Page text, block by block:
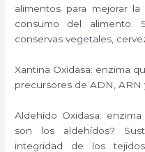
alimentos para mejorar
consumo del alimento.
conservas vegetales,
Xantina Oxidasa: enzima
precursores de ADN, ARN
Aldehído Oxidasa:
son los aldehídos?
integridad de los